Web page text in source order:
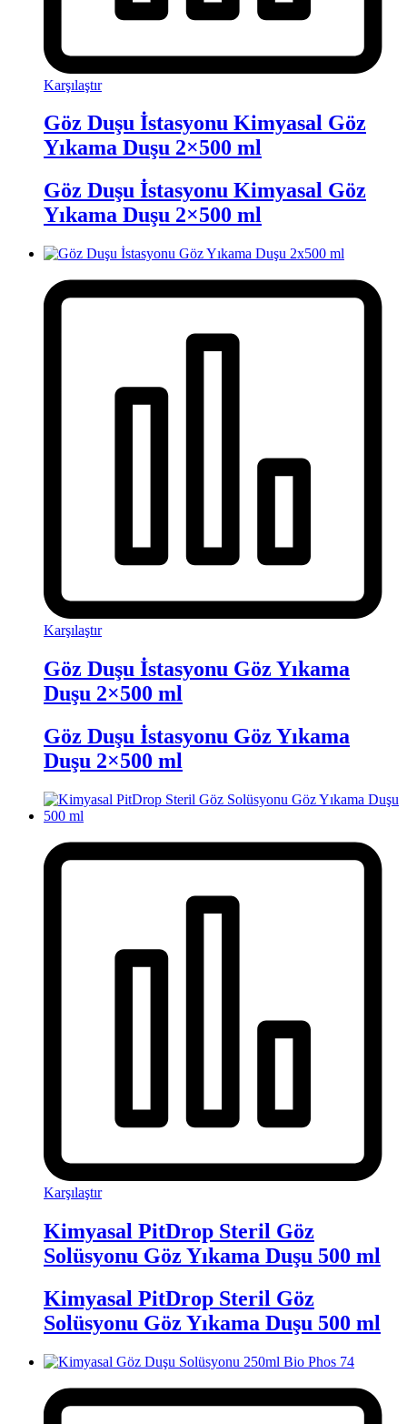
Karşılaştır
Göz Duşu İstasyonu Kimyasal Göz
Yıkama Duşu 2×500 ml
Göz Duşu İstasyonu Kimyasal Göz
Yıkama Duşu 2×500 ml
Karşılaştır
Göz Duşu İstasyonu Göz Yıkama
Duşu 2×500 ml
Göz Duşu İstasyonu Göz Yıkama
Duşu 2×500 ml
Karşılaştır
Kimyasal PitDrop Steril Göz
Solüsyonu Göz Yıkama Duşu 500 ml
Kimyasal PitDrop Steril Göz
Solüsyonu Göz Yıkama Duşu 500 ml